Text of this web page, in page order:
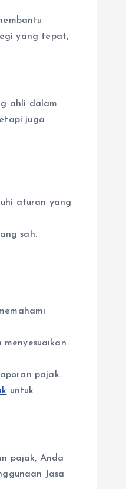
yang tepat,
ahli dalam
juga
aturan yang
sah.
pajak.
untuk
pajak, Anda
Jasa